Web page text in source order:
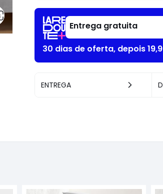
Entrega gratuita
30 dias de oferta, depois
ENTREGA